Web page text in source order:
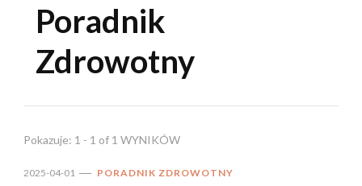
Poradnik
Zdrowotny
Pokazuje: 1 - 1 of 1 WYNIKÓW
2025-04-01 PORADNIK ZDROWOTNY